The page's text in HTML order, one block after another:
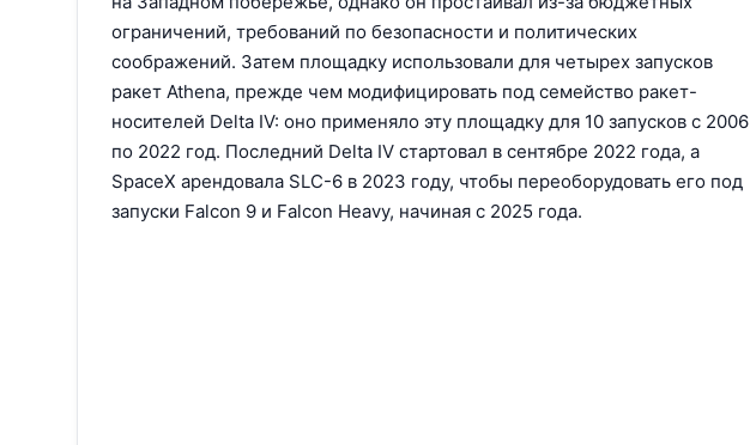
ограничений, требований по безопасности и политических
соображений. Затем площадку использовали для четырех запусков
ракет Athena, прежде чем модифицировать под семейство ракет-
носителей Delta IV: оно применяло эту площадку для 10 запусков с 2006
по 2022 год. Последний Delta IV стартовал в сентябре 2022 года, а
SpaceX арендовала SLC-6 в 2023 году, чтобы переоборудовать его под
запуски Falcon 9 и Falcon Heavy, начиная с 2025 года.